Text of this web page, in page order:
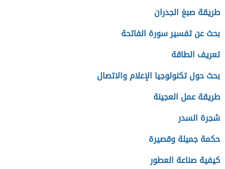
طريقة صبغ الجدران
بحث عن تفسير سورة الفاتحة
تعريف الطاقة
بحث حول تكنولوجيا الإعلام والاتصال
طريقة عمل العجينة
شجرة السدر
حكمة جميلة وقصيرة
كيفية صناعة العطور